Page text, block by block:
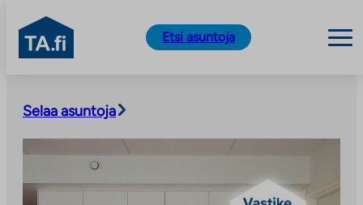
sisältöön
TA.fi
Etsi asuntoja
Selaa asuntoja